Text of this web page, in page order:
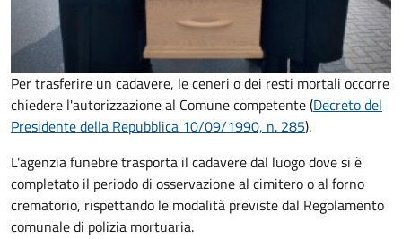
Per trasferire un cadavere, le ceneri o dei resti mortali occorre
chiedere l'autorizzazione al Comune competente (Decreto del
Presidente della Repubblica 10/09/1990, n. 285).
L'agenzia funebre trasporta il cadavere dal luogo dove si è
completato il periodo di osservazione al cimitero o al forno
crematorio, rispettando le modalità previste dal Regolamento
comunale di polizia mortuaria.